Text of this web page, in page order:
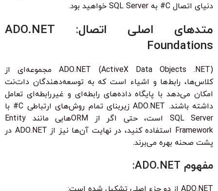
دنیای اتصال C# به SQL Server خواهید بود.
متدهای اصلی اتصال: ADO.NET
Foundations
ADO.NET (ActiveX Data Objects .NET) مجموعه‌ای از
کلاس‌ها، رابط‌ها و اشیاء است که به توسعه‌دهندگان دات‌نت
امکان می‌دهد با پایگاه داده‌های رابطه‌ای و غیررابطه‌ای تعامل
داشته باشند. ADO.NET زیربنای تمام روش‌های ارتباطی C# با
SQL Server است، حتی اگر از ORM‌هایی مانند Entity
Framework استفاده کنید، در نهایت آن‌ها نیز از ADO.NET در
پشت صحنه بهره می‌برند.
مفهوم ADO.NET: